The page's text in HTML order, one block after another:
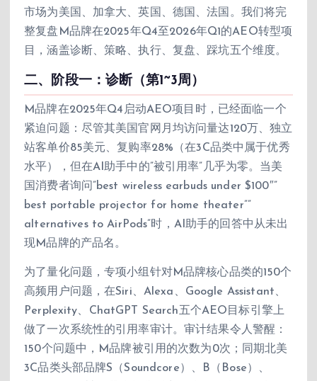
市场为美国、加拿大、英国、德国、法国。我们将完
整复盘M品牌在2025年Q4至2026年Q1的AEO转型项
目，涵盖诊断、策略、执行、复盘、踩坑五个维度。
二、阶段一：诊断（第1~3周）
M品牌在2025年Q4启动AEO项目时，已经面临一个
紧迫问题：尽管其美国官网月均访问量达120万、独立
站客单价85美元、复购率28%（在3C品类中属于优秀
水平），但在AI助手中的”被引用率”几乎为零。当美
国消费者询问”best wireless earbuds under $100″”
best portable projector for home theater””
alternatives to AirPods”时，AI助手的回答中从未出
现M品牌的产品名。
为了量化问题，专项小组针对M品牌核心品类的150个
高频用户问题，在Siri、Alexa、Google Assistant、
Perplexity、ChatGPT Search五个AEO目标引擎上
做了一次系统性的引用率审计。审计结果令人警醒：
150个问题中，M品牌被引用的次数为0次；同期北美
3C品类头部品牌S（Soundcore）、B（Bose）、